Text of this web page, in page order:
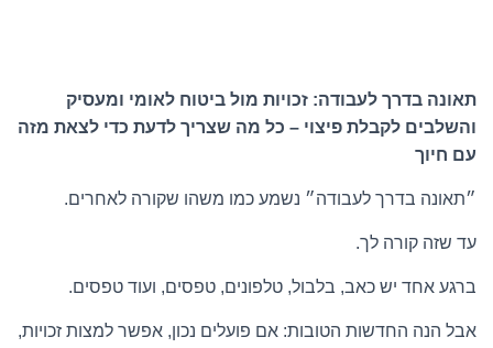
תאונה בדרך לעבודה: זכויות מול ביטוח לאומי ומעסיק
והשלבים לקבלת פיצוי – כל מה שצריך לדעת כדי לצאת מזה
עם חיוך
״תאונה בדרך לעבודה״ נשמע כמו משהו שקורה לאחרים.
עד שזה קורה לך.
ברגע אחד יש כאב, בלבול, טלפונים, טפסים, ועוד טפסים.
אבל הנה החדשות הטובות: אם פועלים נכון, אפשר למצות זכויות,